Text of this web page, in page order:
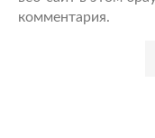
комментария.